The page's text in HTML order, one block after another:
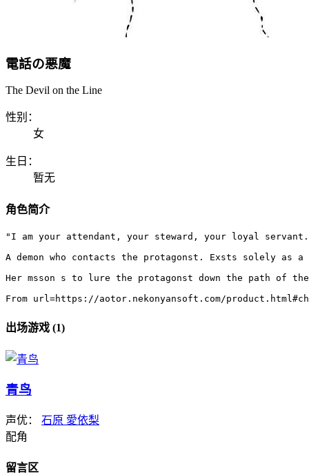
電話の悪魔
The Devil on the Line
性别：
女
生日：
暂无
角色简介
"I am your attendant, your steward, your loyal
A demon who contacts the protagonst. Exsts solely as
Her msson s to lure the protagonst down the path of the
From url=https://aotor.nekonyansoft.com/
出场游戏 (1)
青鸟
声优： 石原 愛依梨
配角
留言区